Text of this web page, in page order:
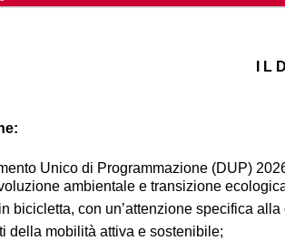
I L
Unico di Programmazione (DUP)
ambientale e transizione
bicicletta, con un’attenzione specifica
della mobilità attiva e sostenibile;